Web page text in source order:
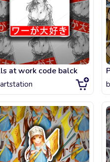
at work code balck
artstation